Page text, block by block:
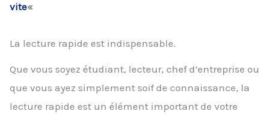
vite«
La lecture rapide est indispensable.
Que vous soyez étudiant, lecteur, chef d’entreprise ou
que vous ayez simplement soif de connaissance, la
lecture rapide est un élément important de votre